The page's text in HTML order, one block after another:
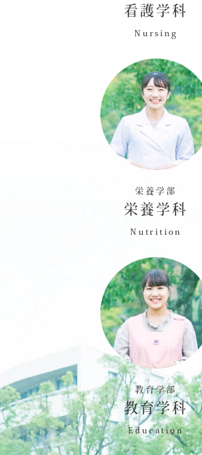
看護学科
Nursing
栄養学部
栄養学科
Nutrition
教育学部
教育学科
Education